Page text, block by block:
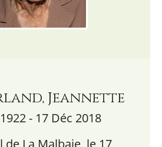
Jeannette
- 17 Déc 2018
de La Malbaie, le 17